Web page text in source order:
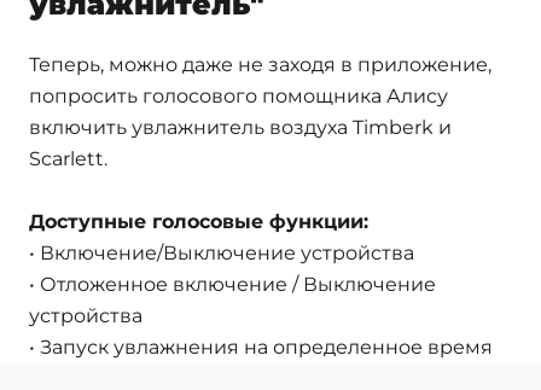
Теперь, можно даже не заходя в приложение,
попросить голосового помощника Алису
включить увлажнитель воздуха Timberk и
Scarlett.
Доступные голосовые функции:
• Включение/Выключение устройства
• Отложенное включение / Выключение
устройства
• Запуск увлажнения на определенное время